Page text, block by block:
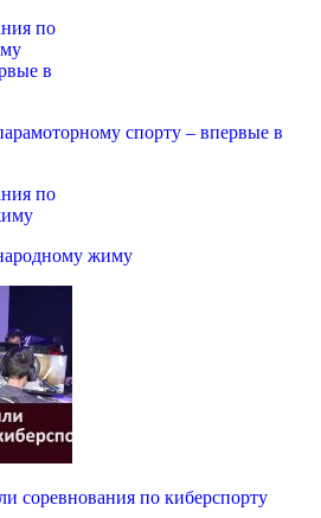
спорту – впервые в
жиму
соревнования по киберспорту